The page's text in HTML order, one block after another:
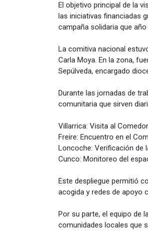
El objetivo principal de la
las iniciativas financiadas
campaña solidaria que
La comitiva nacional
Carla Moya. En la zona,
Sepúlveda, encargado
Durante las jornadas de
comunitaria que sirven
Villarrica: Visita al
Freire: Encuentro en el
Loncoche: Verificación de
Cunco: Monitoreo del
Este despliegue permitió
acogida y redes de apoyo
Por su parte, el equipo de
comunidades locales que